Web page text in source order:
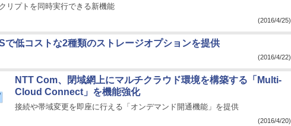
リプトを同時実行できる新機能
(2016/4/25)
低コストな2種類のストレージオプションを提供
(2016/4/22)
NTT Com、閉域網上にマルチクラウド環境を構築する「Multi-
Cloud Connect」を機能強化
接続や帯域変更を即座に行える「オンデマンド開通機能」を提供
(2016/4/20)